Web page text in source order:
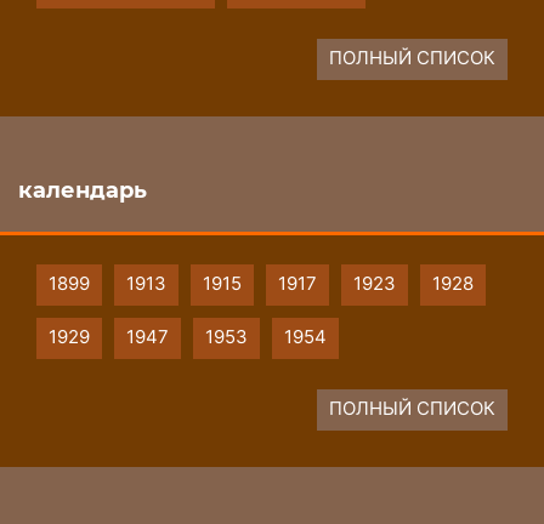
ПОЛНЫЙ СПИСОК
календарь
1899 1913 1915 1917 1923 1928
1929 1947 1953 1954
ПОЛНЫЙ СПИСОК